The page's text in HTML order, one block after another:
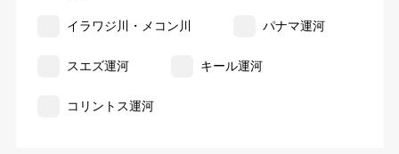
イラワジ川・メコン川 パナマ運河
スエズ運河 キール運河
コリントス運河